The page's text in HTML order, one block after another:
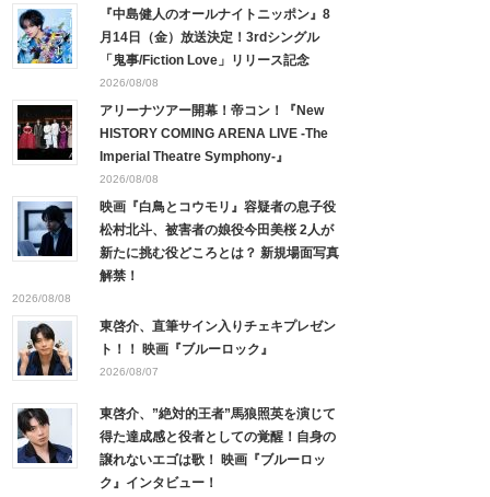
『中島健人のオールナイトニッポン』8
月14日（金）放送決定！3rdシングル
「鬼事/Fiction Love」リリース記念
2026/08/08
アリーナツアー開幕！帝コン！『New
HISTORY COMING ARENA LIVE -The
Imperial Theatre Symphony-』
2026/08/08
映画『白鳥とコウモリ』容疑者の息子役
松村北斗、被害者の娘役今田美桜 2人が
新たに挑む役どころとは？ 新規場面写真
解禁！
2026/08/08
東啓介、直筆サイン入りチェキプレゼン
ト！！ 映画『ブルーロック』
2026/08/07
東啓介、”絶対的王者”馬狼照英を演じて
得た達成感と役者としての覚醒！自身の
譲れないエゴは歌！ 映画『ブルーロッ
ク』インタビュー！